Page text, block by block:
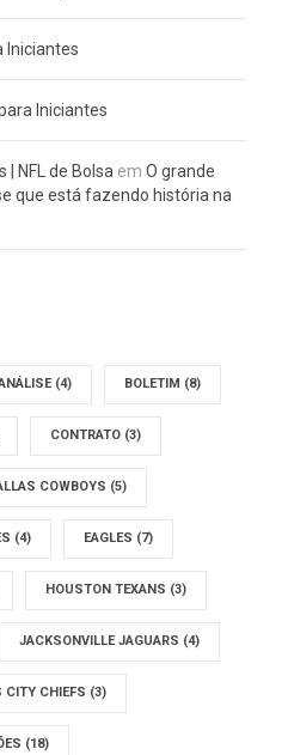
Iniciantes
Iniciantes
| NFL de Bolsa em O grande
que está fazendo história na
(4) BOLETIM (8)
CONTRATO (3)
COWBOYS (5)
(4) EAGLES (7)
HOUSTON TEXANS (3)
JACKSONVILLE JAGUARS (4)
CITY CHIEFS (3)
(18)